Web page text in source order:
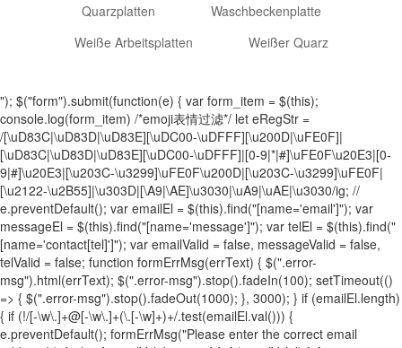
Quarzplatten
Waschbeckenplatte
Weiße Arbeitsplatten
Weißer Quarz
"); $("form").submit(function(e) { var form_item = $(this);
console.log(form_item) /*emoji表情过滤*/ let eRegStr =
/[\uD83C|\uD83D|\uD83E][\uDC00-\uDFFF][\u200D|\uFE0F]|
[\uD83C|\uD83D|\uD83E][\uDC00-\uDFFF]|[0-9|*|#]\uFE0F\u20E3|[0-
9|#]\u20E3|[\u203C-\u3299]\uFE0F\u200D|[\u203C-\u3299]\uFE0F|
[\u2122-\u2B55]|\u303D|[\A9|\AE]\u3030|\uA9|\uAE|\u3030/ig; //
e.preventDefault(); var emailEl = $(this).find("[name='email']"); var
messageEl = $(this).find("[name='message']"); var telEl = $(this).find("
[name='contact[tel]']"); var emailValid = false, messageValid = false,
telValid = false; function formErrMsg(errText) { $(".error-
msg").html(errText); $(".error-msg").stop().fadeIn(100); setTimeout(()
=> { $(".error-msg").stop().fadeOut(1000); }, 3000); } if (emailEl.length)
{ if (!/[-\w\.]+@[-\w\.]+(\.[-\w]+)+/.test(emailEl.val())) {
e.preventDefault(); formErrMsg("Please enter the correct email